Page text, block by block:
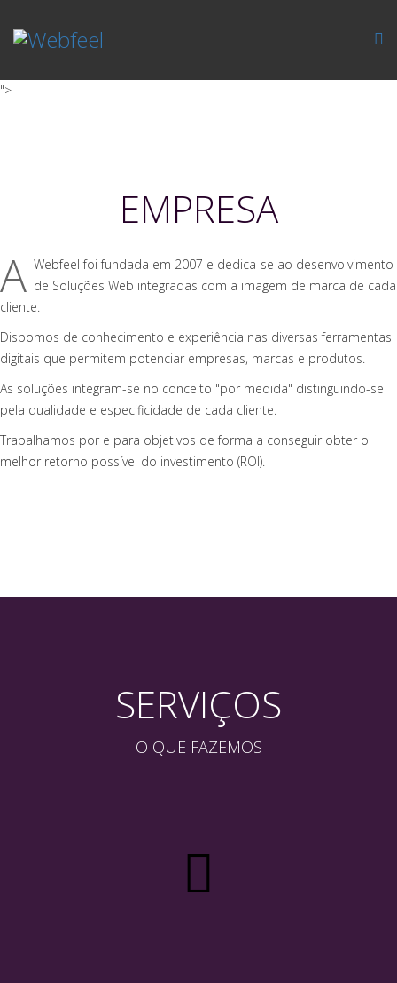
">
EMPRESA
A Webfeel foi fundada em 2007 e dedica-se ao desenvolvimento
de Soluções Web integradas com a imagem de marca de cada
cliente.
Dispomos de conhecimento e experiência nas diversas ferramentas
digitais que permitem potenciar empresas, marcas e produtos.
As soluções integram-se no conceito "por medida" distinguindo-se
pela qualidade e especificidade de cada cliente.
Trabalhamos por e para objetivos de forma a conseguir obter o
melhor retorno possível do investimento (ROI).
SERVIÇOS
O QUE FAZEMOS